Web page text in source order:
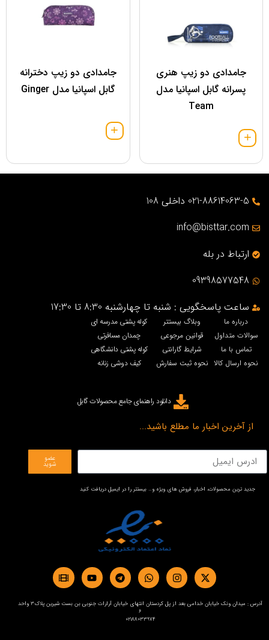
جامدادی دو زیپ هنری
پسرانه گابل اسپانیا مدل
Team
جامدادی دو زیپ دخترانه
گابل اسپانیا مدل Ginger
021-88614063-5 داخلی 108
info@bisttar.com
ارتباط در بله
09398577548
ساعت پاسخگویی : شنبه تا چهارشنبه 8:30 تا 17:30
درباره ما
سوالات متداول
تماس با ما
نحوه ارسال کالا
وبلاگ بیستتر
قوانین مرجوعی
شرایط گارانتی
نحوه ثبت سفارش
کوله پشتی مدرسه ای
چمدان مسافرتی
کوله پشتی دانشگاهی
کیف دوشی زنانه
دانلود راهنمای جامع محصولات گابل
از آخرین اخبار ما مطلع باشید...
عضو
شوید
جدید ترین محصولات، اخبار، فروش های ویژه و… بیستتر را در ایمیل دریافت کنید
آدرس : میدان ونک خیابان خدامی بعد از پل کردستان انتهای خیابان آرارات جنوبی بن بست شیرین پلاک3 واحد
6
02188033974